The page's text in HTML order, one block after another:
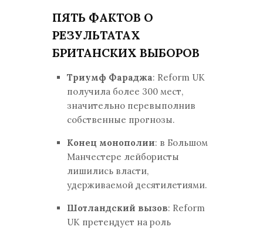
ПЯТЬ ФАКТОВ О
РЕЗУЛЬТАТАХ
БРИТАНСКИХ ВЫБОРОВ
Триумф Фараджа: Reform UK
получила более 300 мест,
значительно перевыполнив
собственные прогнозы.
Конец монополии: в Большом
Манчестере лейбористы
лишились власти,
удерживаемой десятилетиями.
Шотландский вызов: Reform
UK претендует на роль